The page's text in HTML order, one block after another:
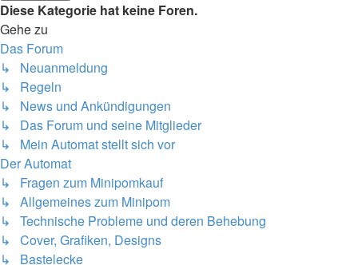
Diese Kategorie hat keine Foren.
Gehe zu
Das Forum
↳ Neuanmeldung
↳ Regeln
↳ News und Ankündigungen
↳ Das Forum und seine Mitglieder
↳ Mein Automat stellt sich vor
Der Automat
↳ Fragen zum Minipomkauf
↳ Allgemeines zum Minipom
↳ Technische Probleme und deren Behebung
↳ Cover, Grafiken, Designs
↳ Bastelecke